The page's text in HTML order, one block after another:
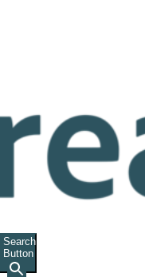
Search
Button